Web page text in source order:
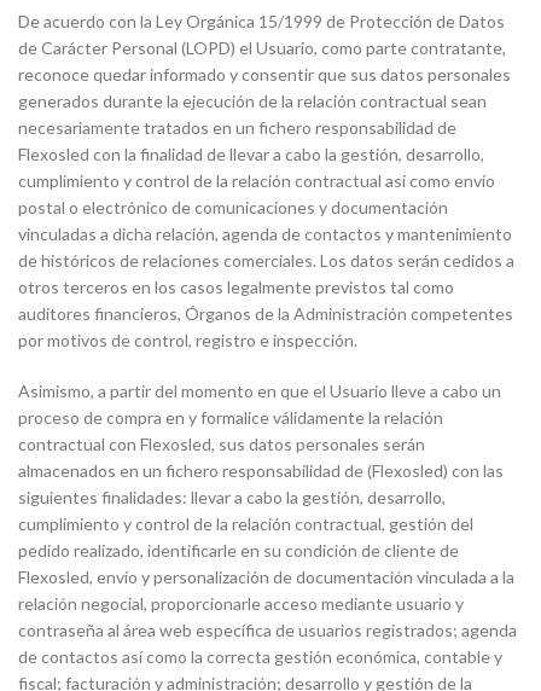
De acuerdo con la Ley Orgánica 15/1999 de Protección de Datos
de Carácter Personal (LOPD) el Usuario, como parte contratante,
reconoce quedar informado y consentir que sus datos personales
generados durante la ejecución de la relación contractual sean
necesariamente tratados en un fichero responsabilidad de
Flexosled con la finalidad de llevar a cabo la gestión, desarrollo,
cumplimiento y control de la relación contractual así como envío
postal o electrónico de comunicaciones y documentación
vinculadas a dicha relación, agenda de contactos y mantenimiento
de históricos de relaciones comerciales. Los datos serán cedidos a
otros terceros en los casos legalmente previstos tal como
auditores financieros, Órganos de la Administración competentes
por motivos de control, registro e inspección.
Asimismo, a partir del momento en que el Usuario lleve a cabo un
proceso de compra en y formalice válidamente la relación
contractual con Flexosled, sus datos personales serán
almacenados en un fichero responsabilidad de (Flexosled) con las
siguientes finalidades: llevar a cabo la gestión, desarrollo,
cumplimiento y control de la relación contractual, gestión del
pedido realizado, identificarle en su condición de cliente de
Flexosled, envío y personalización de documentación vinculada a la
relación negocial, proporcionarle acceso mediante usuario y
contraseña al área web específica de usuarios registrados; agenda
de contactos así como la correcta gestión económica, contable y
fiscal; facturación y administración; desarrollo y gestión de la